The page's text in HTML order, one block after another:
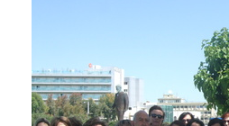
ΠΟΛΙΤΙΣΜΟΣ